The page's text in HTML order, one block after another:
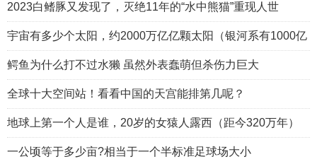
2023白鳍豚又发现了，灭绝11年的“水中熊猫”重现人世
宇宙有多少个太阳，约2000万亿亿颗太阳（银河系有1000亿
鳄鱼为什么打不过水獭 虽然外表蠢萌但杀伤力巨大
全球十大空间站！看看中国的天宫能排第几呢？
地球上第一个人是谁，20岁的女猿人露西（距今320万年）
一公顷等于多少亩?相当于一个半标准足球场大小